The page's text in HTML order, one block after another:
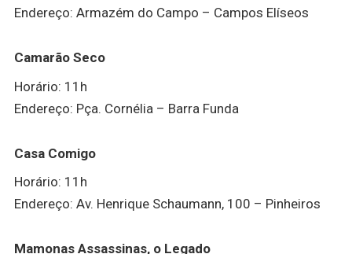
Endereço: Armazém do Campo – Campos Elíseos
Camarão Seco
Horário: 11h
Endereço: Pça. Cornélia – Barra Funda
Casa Comigo
Horário: 11h
Endereço: Av. Henrique Schaumann, 100 – Pinheiros
Mamonas Assassinas, o Legado